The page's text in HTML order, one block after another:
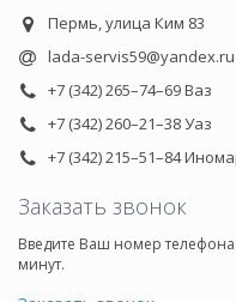
Пермь, улица Ким 83
lada-servis59@yandex.ru
+7 (342) 265–74–69 Ваз
+7 (342) 260–21–38 Уаз
+7 (342) 215–51–84
Заказать звонок
Введите Ваш номер
минут.